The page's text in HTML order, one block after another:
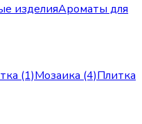
изделияАроматы для
(1)Мозаика (4)Плитка